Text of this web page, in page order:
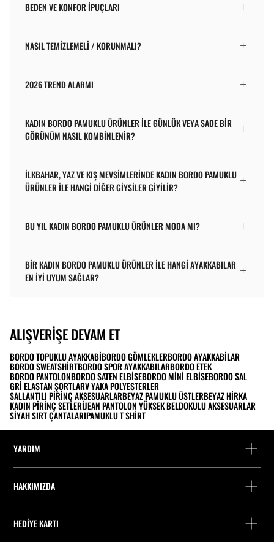
BEDEN VE KONFOR İPUÇLARI
NASIL TEMIZLEMELI / KORUNMALI?
2026 TREND ALARMI
KADIN BORDO PAMUKLU ÜRÜNLER ILE GÜNLÜK VEYA SADE BIR
GÖRÜNÜM NASIL KOMBINLENIR?
İLKBAHAR, YAZ VE KIŞ MEVSIMLERINDE KADIN BORDO PAMUKLU
ÜRÜNLER ILE HANGI DIĞER GIYSILER GIYILIR?
BU YIL KADIN BORDO PAMUKLU ÜRÜNLER MODA MI?
BIR KADIN BORDO PAMUKLU ÜRÜNLER ILE HANGI AYAKKABILAR
EN İYI UYUM SAĞLAR?
ALIŞVERIŞE DEVAM ET
BORDO TOPUKLU AYAKKABIBORDO GÖMLEKLERBORDO AYAKKABILAR
BORDO SWEATSHIRTBORDO SPOR AYAKKABILARBORDO ETEK
BORDO PANTOLONBORDO SATEN ELBISEBORDO MINI ELBISEBORDO SAL
GRI ELASTAN ŞORTLARV YAKA POLYESTERLER
SALLANTILI PIRINÇ AKSESUARLARBEYAZ PAMUKLU ÜSTLERBEYAZ HIRKA
KADIN PIRINÇ SETLERIJEAN PANTOLON YÜKSEK BELDOKULU AKSESUARLAR
SIYAH SIRT ÇANTALARIPAMUKLU T SHIRT
YARDIM
Siparişi takip edin
Fişini bul
HAKKIMIZDA
Stradivarius'ta Çalışmak
HEDIYE KARTI